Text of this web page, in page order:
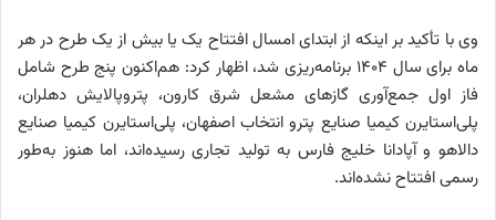
وی با تأکید بر اینکه از ابتدای امسال افتتاح یک یا بیش از یک طرح در هر
ماه برای سال ۱۴۰۴ برنامه‌ریزی شد، اظهار کرد: هم‌اکنون پنج طرح شامل
فاز اول جمع‌آوری گازهای مشعل شرق کارون، پتروپالایش دهلران،
پلی‌استایرن کیمیا صنایع پترو انتخاب اصفهان، پلی‌استایرن کیمیا صنایع
دالاهو و آپادانا خلیج فارس به تولید تجاری رسیده‌اند، اما هنوز به‌طور
رسمی افتتاح نشده‌اند.